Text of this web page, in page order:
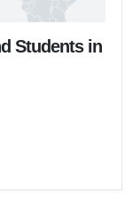
Students in